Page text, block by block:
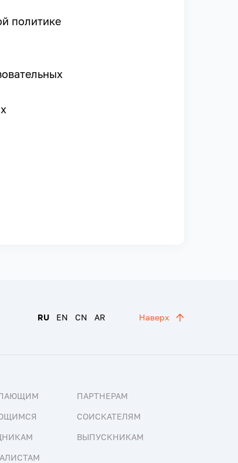
политике
RU EN CN AR Наверх
ПАРТНЕРАМ
СОИСКАТЕЛЯМ
ВЫПУСКНИКАМ